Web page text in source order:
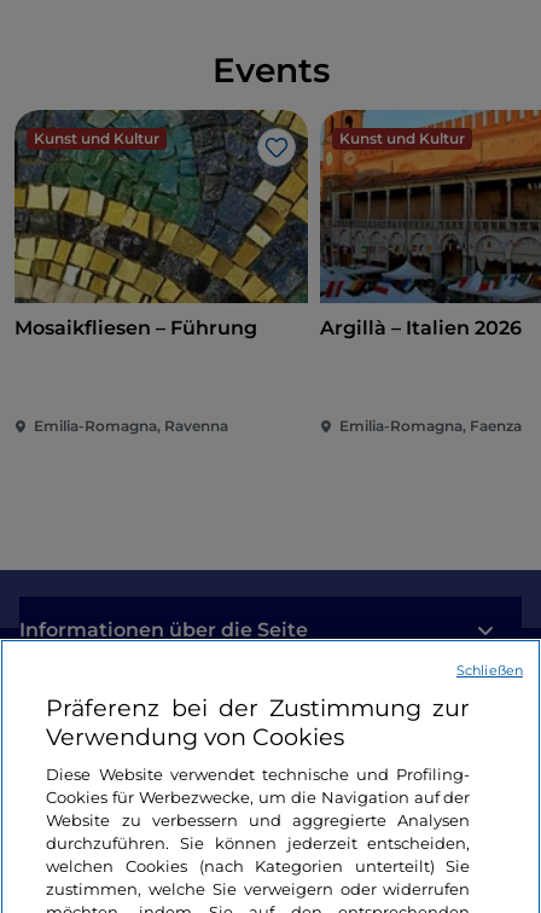
Events
Kunst und Kultur
Like
Mosaikfliesen – Führung
Emilia-Romagna, Ravenna
Kunst und Kultur
Argillà – Italien 2026
Emilia-Romagna, Faenza
Informationen über die Seite
Nützliche Links
Login
Bleiben wir in Kontakt
Präferenz bei der Zustimmung zur
Verwendung von Cookies
Diese Website verwendet technische und Profiling-
Cookies für Werbezwecke, um die Navigation auf der
Website zu verbessern und aggregierte Analysen
durchzuführen. Sie können jederzeit entscheiden,
welchen Cookies (nach Kategorien unterteilt) Sie
zustimmen, welche Sie verweigern oder widerrufen
Schließen